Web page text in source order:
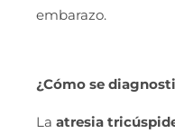
embarazo.
¿Cómo se
La atresia